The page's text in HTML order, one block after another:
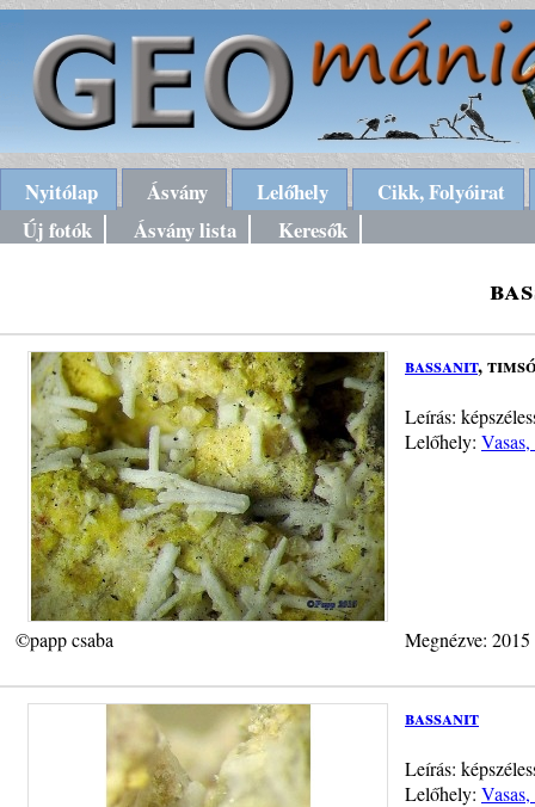
Nyitólap Ásvány Lelőhely
Cikk, Folyóirat
Új fotók
Ásvány lista Keresők
bassanit,
Leírás:
Lelőhely:
©papp csaba Megnézve:
bassanit
Leírás:
Lelőhely: